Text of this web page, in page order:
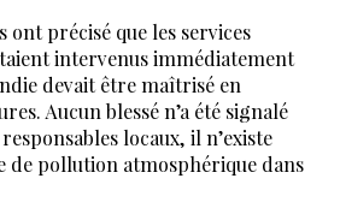
ont précisé que les services
intervenus immédiatement
devait être maîtrisé en
Aucun blessé n’a été signalé
locaux, il n’existe
de pollution atmosphérique dans